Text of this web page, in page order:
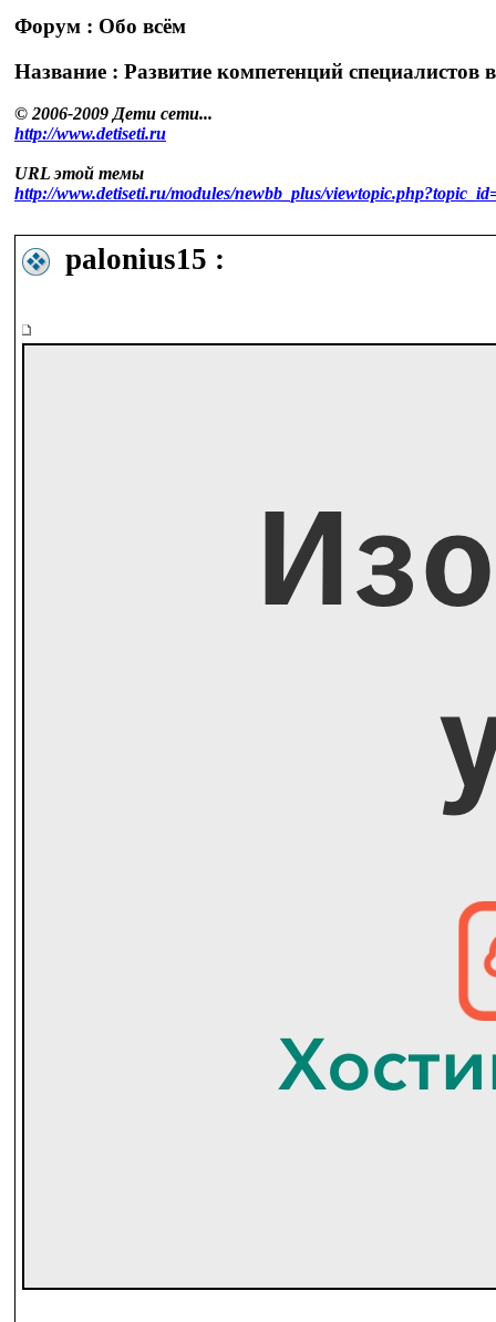
Форум : Обо всём
Название : Развитие компетенций специалистов
© 2006-2009 Дети сети...
http://www.detiseti.ru
URL этой темы
http://www.detiseti.ru/modules/newbb_plus/
palonius15 :